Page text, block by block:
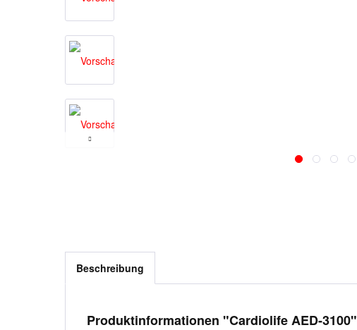
Beschreibung
Produktinformationen "Cardiolife AED-3100"